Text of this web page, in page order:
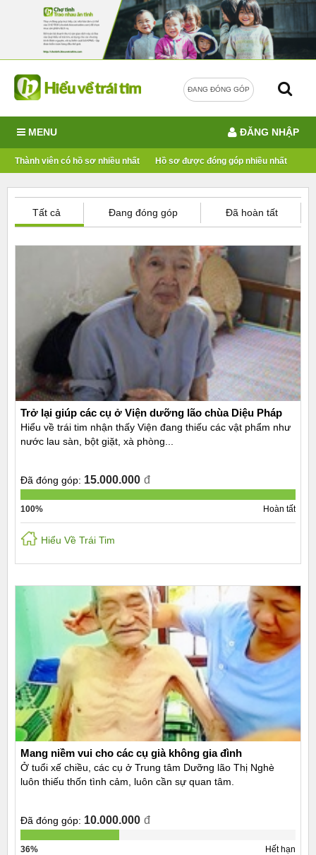
ĐANG ĐÓNG GÓP
MENU
Thành viên có hồ sơ nhiều nhất Hồ sơ được đóng góp nhiều nhất
ĐĂNG NHẬP
Tất cả Đang đóng góp Đã hoàn tất
Trở lại giúp các cụ ở Viện dưỡng lão chùa Diệu Pháp
Hiểu về trái tim nhận thấy Viện đang thiếu các vật phẩm như
nước lau sàn, bột giặt, xà phòng...
Đã đóng góp: 15.000.000 đ
100% Hoàn tất
Hiểu Về Trái Tim
Mang niềm vui cho các cụ già không gia đình
Ở tuổi xế chiều, các cụ ở Trung tâm Dưỡng lão Thị Nghè
luôn thiếu thốn tình cảm, luôn cần sự quan tâm.
Đã đóng góp: 10.000.000 đ
36% Hết hạn